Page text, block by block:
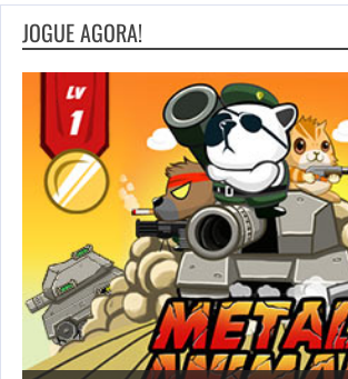
JOGUE AGORA!